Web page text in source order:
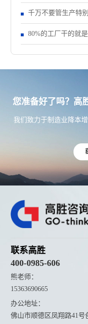
千万不要管生产特
80%的工厂干的就
您准备好了吗？高
我们致力于制造业降本
联系高胜
400-0985-606
熊老师：
15363690665
办公地址：
佛山市顺德区凤翔路41号